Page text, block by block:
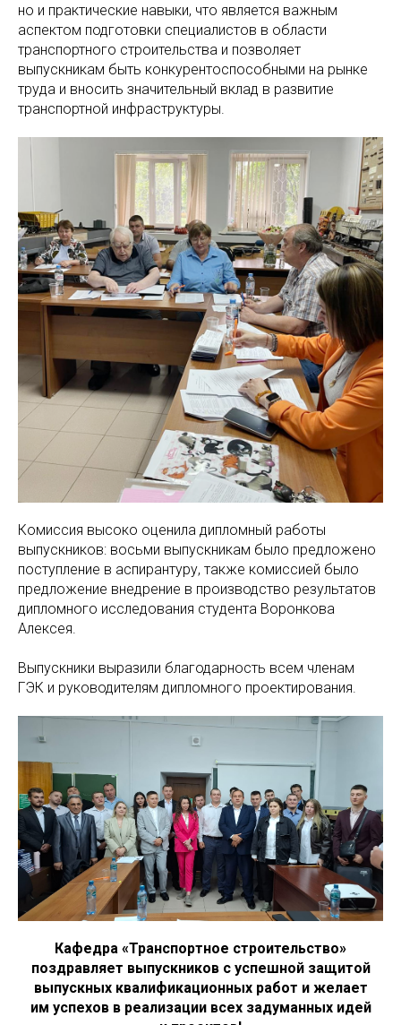
но и практические навыки, что является важным
аспектом подготовки специалистов в области
транспортного строительства и позволяет
выпускникам быть конкурентоспособными на рынке
труда и вносить значительный вклад в развитие
транспортной инфраструктуры.
Комиссия высоко оценила дипломный работы
выпускников: восьми выпускникам было предложено
поступление в аспирантуру, также комиссией было
предложение внедрение в производство результатов
дипломного исследования студента Воронкова
Алексея.
Выпускники выразили благодарность всем членам
ГЭК и руководителям дипломного проектирования.
Кафедра «Транспортное строительство»
поздравляет выпускников с успешной защитой
выпускных квалификационных работ и желает
им успехов в реализации всех задуманных идей